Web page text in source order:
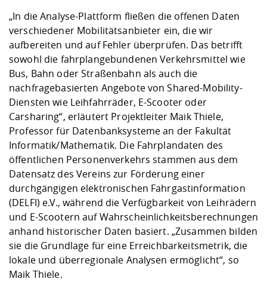
„In die Analyse-Plattform fließen die offenen Daten
verschiedener Mobilitätsanbieter ein, die wir
aufbereiten und auf Fehler überprüfen. Das betrifft
sowohl die fahrplangebundenen Verkehrsmittel wie
Bus, Bahn oder Straßenbahn als auch die
nachfragebasierten Angebote von Shared-Mobility-
Diensten wie Leihfahrräder, E-Scooter oder
Carsharing“, erläutert Projektleiter Maik Thiele,
Professor für Datenbanksysteme an der Fakultät
Informatik/Mathematik. Die Fahrplandaten des
öffentlichen Personenverkehrs stammen aus dem
Datensatz des Vereins zur Förderung einer
durchgängigen elektronischen Fahrgastinformation
(DELFI) e.V., während die Verfügbarkeit von Leihrädern
und E-Scootern auf Wahrscheinlichkeitsberechnungen
anhand historischer Daten basiert. „Zusammen bilden
sie die Grundlage für eine Erreichbarkeitsmetrik, die
lokale und überregionale Analysen ermöglicht“, so
Maik Thiele.